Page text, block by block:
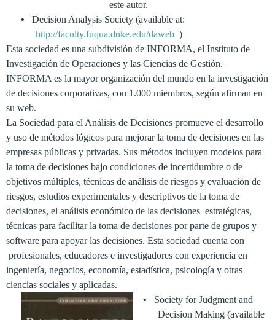
este autor.
•
Decision Analysis Society (available at:
http://faculty.fuqua.duke.edu/daweb )
Esta sociedad es una subdivisión de INFORMA, el Instituto de
Investigación de Operaciones y las Ciencias de Gestión.
INFORMA es la mayor organización del mundo en la investigación
de decisiones corporativas, con 1.000 miembros, según afirman en
su web.
La Sociedad para el Análisis de Decisiones promueve el desarrollo
y uso de métodos lógicos para mejorar la toma de decisiones en las
empresas públicas y privadas. Sus métodos incluyen modelos para
la toma de decisiones bajo condiciones de incertidumbre o de
objetivos múltiples, técnicas de análisis de riesgos y evaluación de
riesgos, estudios experimentales y descriptivos de la toma de
decisiones, el análisis económico de las decisiones estratégicas,
técnicas para facilitar la toma de decisiones por parte de grupos y
software para apoyar las decisiones. Esta sociedad cuenta con
profesionales, educadores e investigadores con experiencia en
ingeniería, negocios, economía, estadística, psicología y otras
ciencias sociales y aplicadas.
•
Society for Judgment and
Decision Making (available